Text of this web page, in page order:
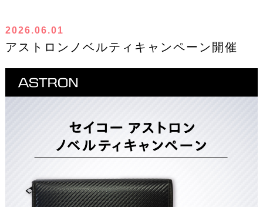
2026.06.01
アストロンノベルティキャンペーン開催